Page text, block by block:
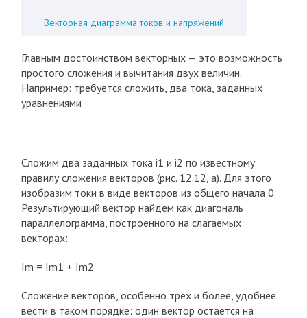
Векторная диаграмма токов и напряжений
Главным достоинством векторных — это возможность
простого сложения и вычитания двух величин.
Например: требуется сложить, два тока, заданных
уравнениями
Сложим два заданных тока i1 и i2 по известному
правилу сложения векторов (рис. 12.12, а). Для этого
изобразим токи в виде векторов из общего начала 0.
Результирующий вектор найдем как диагональ
параллелограмма, построенного на слагаемых
векторах:
Im = Im1 + Im2
Сложение векторов, особенно трех и более, удобнее
вести в таком порядке: один вектор остается на